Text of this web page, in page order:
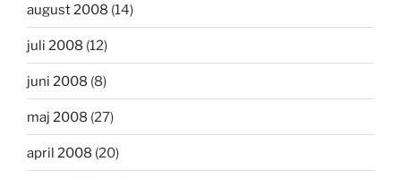
august 2008 (14)
juli 2008 (12)
juni 2008 (8)
maj 2008 (27)
april 2008 (20)